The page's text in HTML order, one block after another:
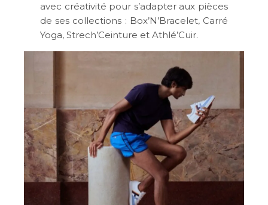
avec créativité pour s’adapter aux pièces
de ses collections : Box’N’Bracelet, Carré
Yoga, Strech’Ceinture et Athlé’Cuir.